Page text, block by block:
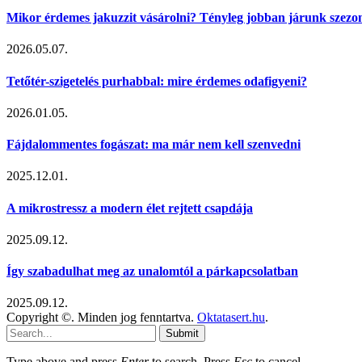
Mikor érdemes jakuzzit vásárolni? Tényleg jobban járunk
2026.05.07.
Tetőtér-szigetelés purhabbal: mire érdemes odafigyeni?
2026.01.05.
Fájdalommentes fogászat: ma már nem kell szenvedni
2025.12.01.
A mikrostressz a modern élet rejtett csapdája
2025.09.12.
Így szabadulhat meg az unalomtól a párkapcsolatban
2025.09.12.
Copyright ©. Minden jog fenntartva. Oktatasert.hu.
Submit